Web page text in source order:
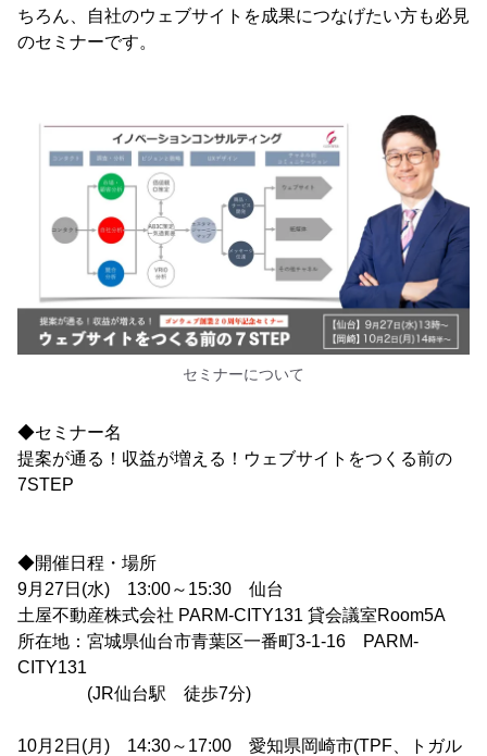
ちろん、自社のウェブサイトを成果につなげたい方も必見
のセミナーです。
セミナーについて
◆セミナー名
提案が通る！収益が増える！ウェブサイトをつくる前の
7STEP
◆開催日程・場所
9月27日(水) 13:00～15:30 仙台
土屋不動産株式会社 PARM-CITY131 貸会議室Room5A
所在地：宮城県仙台市青葉区一番町3-1-16 PARM-
CITY131
(JR仙台駅 徒歩7分)
10月2日(月) 14:30～17:00 愛知県岡崎市(TPF、トガル